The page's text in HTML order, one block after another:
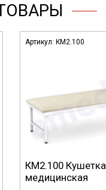
Артикул:КМ2.100
КМ2.100 Кушетка
медицинская